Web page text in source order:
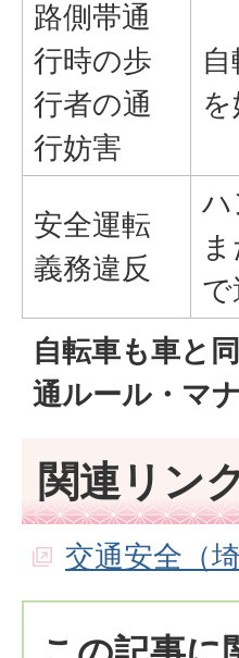
路側帯通
行時の歩
行者の通
行妨害
安全運転
義務違反
ハ
自転車も車と
通ルール・マ
関連リン
交通安全（